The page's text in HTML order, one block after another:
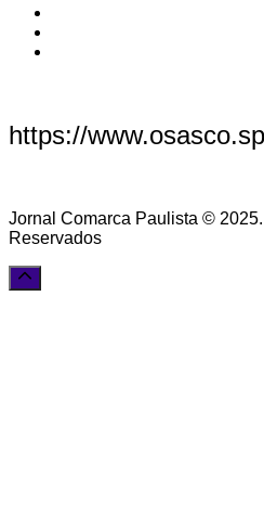
https://
Jornal Comarca Paulista ©
Reservados